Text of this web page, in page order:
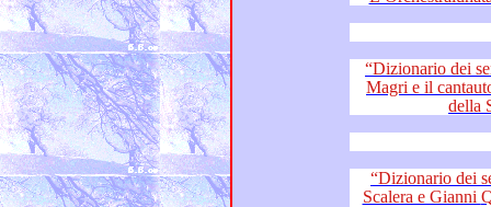
“Dizionario dei
Magri e il cantautore Gianluca Rebuzzi – I talenti
della
“Dizionario dei
Scalera e Gianni Quinto di “Travolti da un’insolita